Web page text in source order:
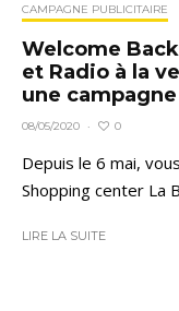
CAMPAGNE PUBLICITAIRE
Welcome
et Radio à la
une
08/05/2020 · 0
Depuis le 6 mai,
Shopping center La
LIRE LA SUITE